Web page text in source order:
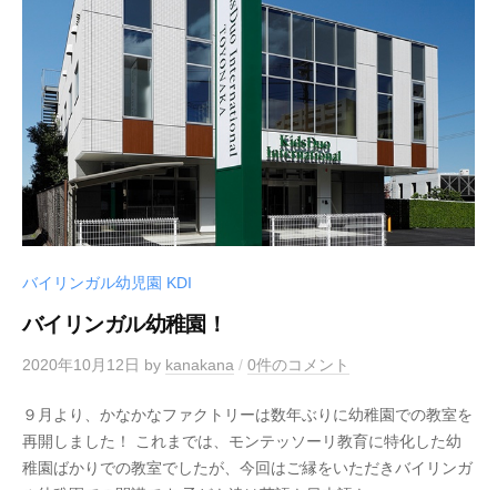
バイリンガル幼児園 KDI
バイリンガル幼稚園！
2020年10月12日 by kanakana / 0件のコメント
９月より、かなかなファクトリーは数年ぶりに幼稚園での教室を
再開しました！ これまでは、モンテッソーリ教育に特化した幼
稚園ばかりでの教室でしたが、今回はご縁をいただきバイリンガ